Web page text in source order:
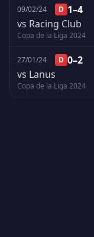
09/02/24 D 1–4
vs Racing Club
Copa de la Liga 2024
27/01/24 D 0–2
vs Lanus
Copa de la Liga 2024